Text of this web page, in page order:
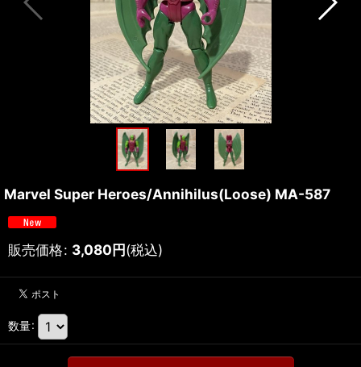
Marvel Super Heroes/Annihilus(Loose) MA-587
販売価格: 3,080円(税込)
数量: